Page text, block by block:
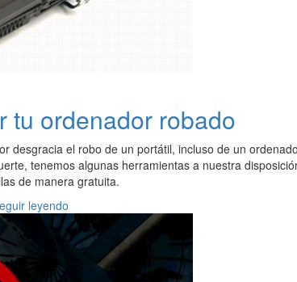
tu ordenador robado
desgracia el robo de un portátil, incluso de un
tenemos algunas herramientas a nuestra
de manera gratuita.
leyendo